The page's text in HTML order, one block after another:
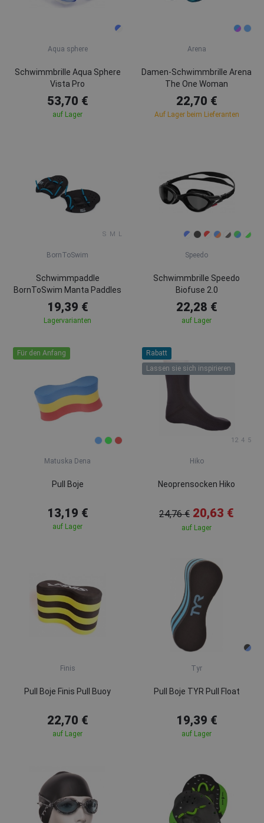
Aqua sphere
Schwimmbrille Aqua Sphere
Vista Pro
53,70 €
auf Lager
Arena
Damen-Schwimmbrille Arena
The One Woman
22,70 €
Auf Lager beim Lieferanten
S M L
BornToSwim
Schwimmpaddle
BornToSwim Manta Paddles
19,39 €
Lagervarianten
Speedo
Schwimmbrille Speedo
Biofuse 2.0
22,28 €
auf Lager
Für den Anfang
Matuska Dena
Pull Boje
13,19 €
auf Lager
Rabatt
Lassen sie sich inspirieren
12 4 5
Hiko
Neoprensocken Hiko
24,76 € 20,63 €
auf Lager
Finis
Pull Boje Finis Pull Buoy
22,70 €
auf Lager
Tyr
Pull Boje TYR Pull Float
19,39 €
auf Lager